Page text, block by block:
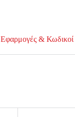
Εφαρμογές & Κωδικοί